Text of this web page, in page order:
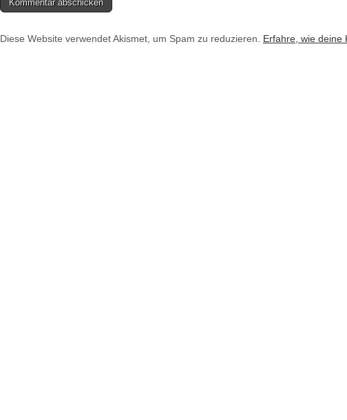
Diese Website verwendet Akismet, um Spam zu reduzieren. Erfahre, wie deine